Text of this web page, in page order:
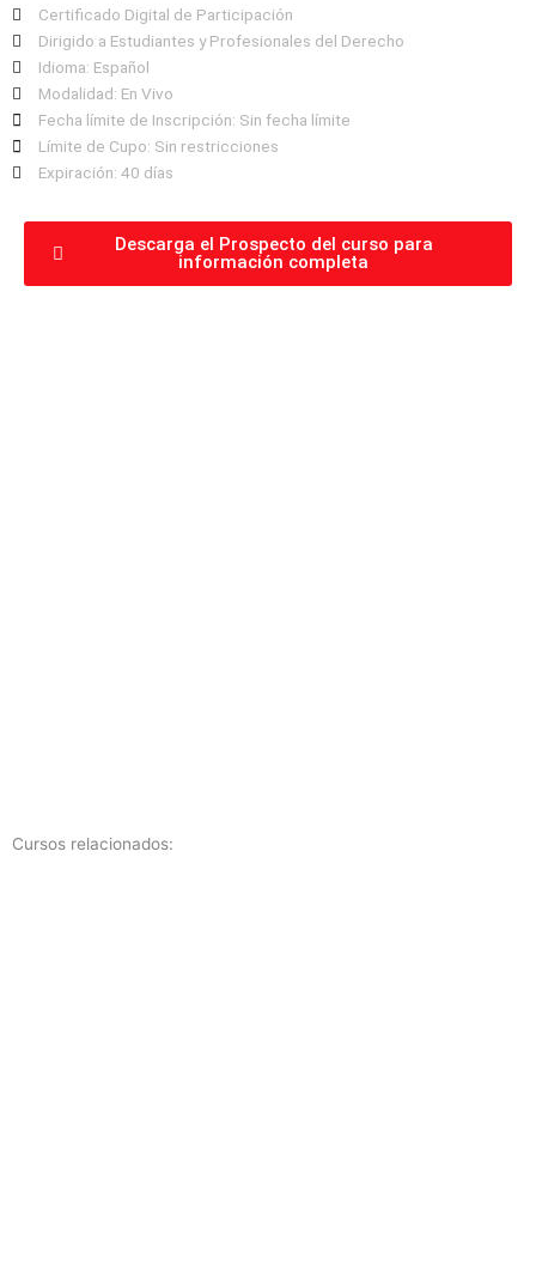
Certificado Digital de Participación
Dirigido a Estudiantes y Profesionales del Derecho
Idioma: Español
Modalidad: En Vivo
Fecha límite de Inscripción: Sin fecha límite
Límite de Cupo: Sin restricciones
Expiración: 40 días
Descarga el Prospecto del curso para
información completa
Cursos relacionados: